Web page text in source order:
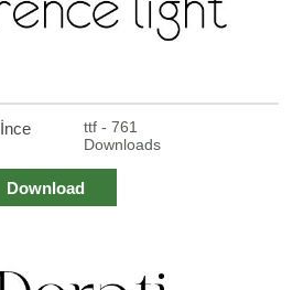
İnce
ttf - 761
Downloads
Download